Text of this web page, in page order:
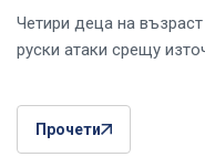
Четири деца на
руски атаки срещу
Прочети